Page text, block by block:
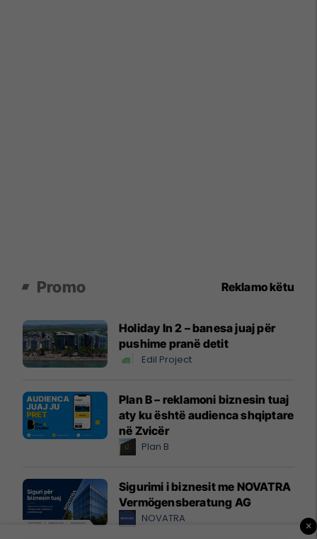
Promo Reklamo këtu
Holiday In 2 – banesa juaj për
pushime pranë detit
Edil Project
Plan B – reklamoni biznesin tuaj
aty ku është audienca shqiptare
në Zvicër
Plan B
Sigurimi i biznesit me NOVATRA
Vermögensberatung AG
NOVATRA
×